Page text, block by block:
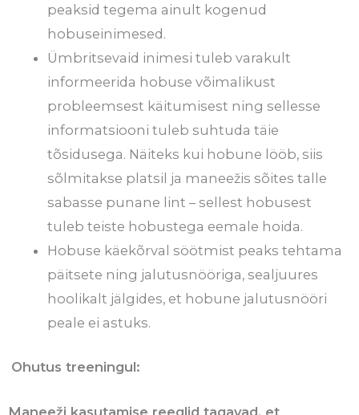
peaksid tegema ainult kogenud
hobuseinimesed.
Ümbritsevaid inimesi tuleb varakult
informeerida hobuse võimalikust
probleemsest käitumisest ning sellesse
informatsiooni tuleb suhtuda täie
tõsidusega. Näiteks kui hobune lööb, siis
sõlmitakse platsil ja maneežis sõites talle
sabasse punane lint – sellest hobusest
tuleb teiste hobustega eemale hoida.
Hobuse käekõrval söötmist peaks tehtama
päitsete ning jalutusnööriga, sealjuures
hoolikalt jälgides, et hobune jalutusnööri
peale ei astuks.
Ohutus treeningul:
Maneeži kasutamise reeglid tagavad, et